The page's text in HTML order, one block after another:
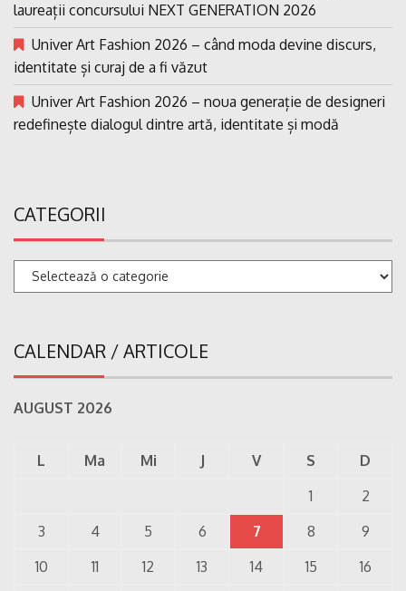
laureații concursului NEXT GENERATION 2026
Univer Art Fashion 2026 – când moda devine discurs,
identitate și curaj de a fi văzut
Univer Art Fashion 2026 – noua generație de designeri
redefinește dialogul dintre artă, identitate și modă
CATEGORII
Categorii
CALENDAR / ARTICOLE
AUGUST 2026
L Ma Mi J V S
D
1
2
3
4 5 6 7 8
9
10
11 12 13 14 15
16